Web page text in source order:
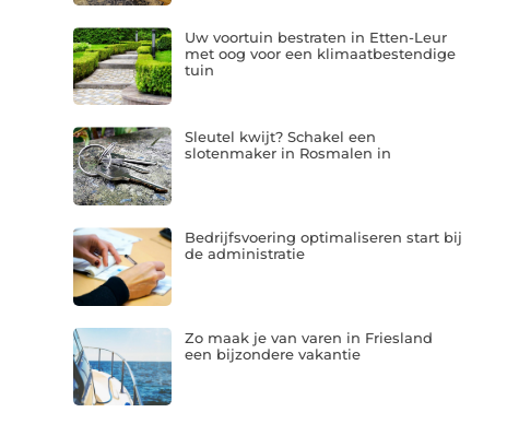
Uw voortuin bestraten in Etten-Leur
met oog voor een klimaatbestendige
tuin
Sleutel kwijt? Schakel een
slotenmaker in Rosmalen in
Bedrijfsvoering optimaliseren start bij
de administratie
Zo maak je van varen in Friesland
een bijzondere vakantie